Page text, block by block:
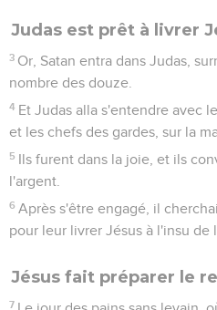
Judas est prêt à livrer
3 Or, Satan entra dans Judas,
nombre des douze.
4 Et Judas alla s'entendre avec
et les chefs des gardes, sur la
5 Ils furent dans la joie, et ils
l'argent.
6 Après s'être engagé, il
pour leur livrer Jésus à l'insu de
Jésus fait préparer le
7